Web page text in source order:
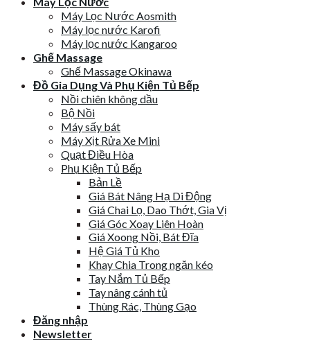
Máy Lọc Nước Aosmith
Máy lọc nước Karofi
Máy lọc nước Kangaroo
Ghế Massage
Ghế Massage Okinawa
Đồ Gia Dụng Và Phụ Kiện Tủ Bếp
Nồi chiên không dầu
Bộ Nồi
Máy sấy bát
Máy Xịt Rửa Xe Mini
Quạt Điều Hòa
Phụ Kiện Tủ Bếp
Bản Lề
Giá Bát Nâng Hạ Di Động
Giá Chai Lọ, Dao Thớt, Gia Vị
Giá Góc Xoay Liên Hoàn
Giá Xoong Nồi, Bát Đĩa
Hệ Giá Tủ Kho
Khay Chia Trong ngăn kéo
Tay Nắm Tủ Bếp
Tay nâng cánh tủ
Thùng Rác, Thùng Gạo
Đăng nhập
Newsletter